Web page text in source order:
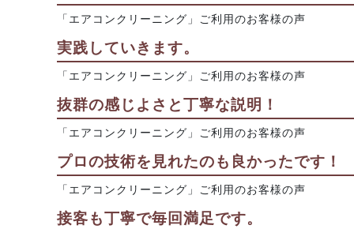
「エアコンクリーニング」ご利用のお客様の声
実践していきます。
「エアコンクリーニング」ご利用のお客様の声
抜群の感じよさと丁寧な説明！
「エアコンクリーニング」ご利用のお客様の声
プロの技術を見れたのも良かったです！
「エアコンクリーニング」ご利用のお客様の声
接客も丁寧で毎回満足です。